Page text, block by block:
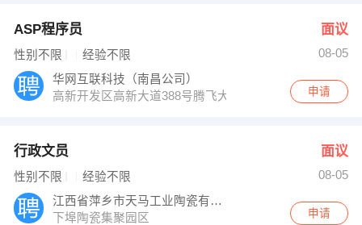
ASP程序员 面议
性别不限 经验不限
08-05
华网互联科技（南昌公司）
高新开发区高新大道388号腾飞大厦
申请
行政文员 面议
性别不限 经验不限
08-05
江西省萍乡市天马工业陶瓷有限公司
下埠陶瓷集聚园区
申请